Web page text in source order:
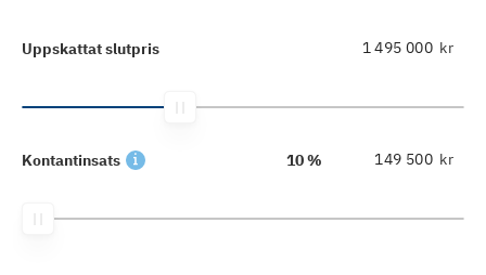
Uppskattat slutpris kr
Kontantinsats 10 % kr